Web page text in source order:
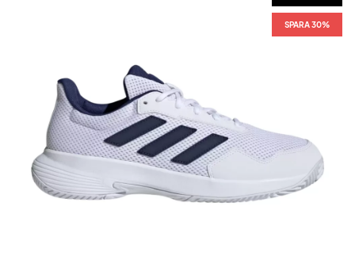
SPARA 30%
SPARA 30%
SPARA 30%
SPARA 30%
SPARA 30%
SPARA 30%